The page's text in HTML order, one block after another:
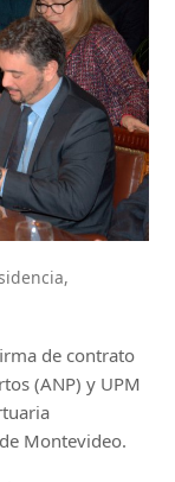
,
de contrato
(ANP) y UPM
Montevideo.